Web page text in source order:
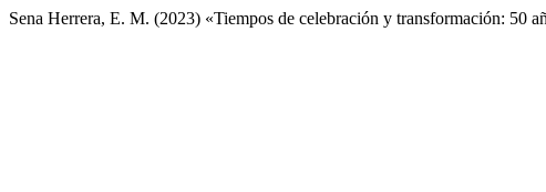
Sena Herrera, E. M. (2023) «Tiempos de celebración y transformación: 50